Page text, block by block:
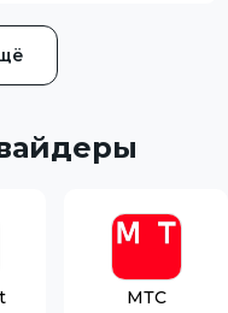
МТС